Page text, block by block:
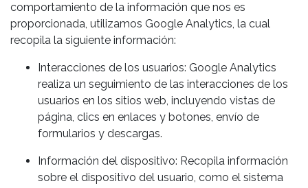
comportamiento de la información que nos es
proporcionada, utilizamos Google Analytics, la cual
recopila la siguiente información:
Interacciones de los usuarios: Google Analytics
realiza un seguimiento de las interacciones de los
usuarios en los sitios web, incluyendo vistas de
página, clics en enlaces y botones, envío de
formularios y descargas.
Información del dispositivo: Recopila información
sobre el dispositivo del usuario, como el sistema